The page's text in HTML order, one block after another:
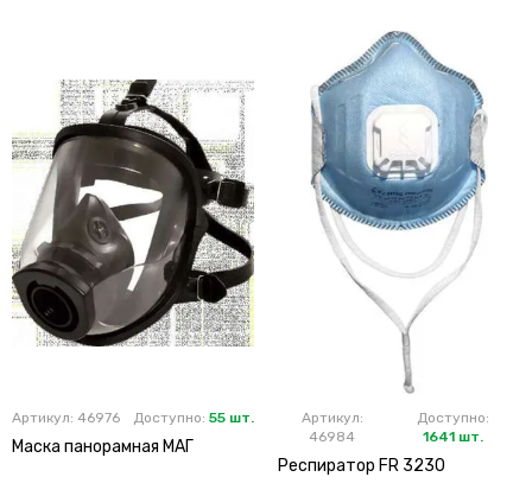
Артикул: 46976 Доступно: 55 шт.
Маска панорамная МАГ
Артикул:
46984
Доступно:
1641 шт.
Респиратор FR 3230